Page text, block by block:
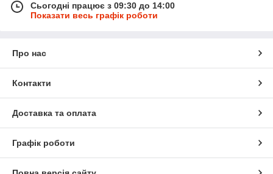
Сьогодні працює з 09:30 до 14:00
Показати весь графік роботи
Про нас
Контакти
Доставка та оплата
Графік роботи